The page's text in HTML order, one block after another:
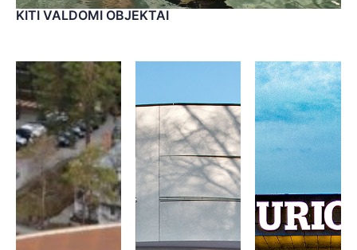
KITI VALDOMI OBJEKTAI